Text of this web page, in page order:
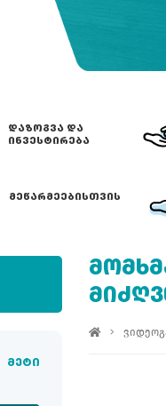
ᲓᲐᲖᲝᲒᲕᲐ ᲓᲐ
ᲘᲜᲕᲔᲡᲢᲘᲠᲔᲑᲐ
ᲛᲔᲬᲐᲠᲛᲔᲔᲑᲘᲡᲗᲕᲘᲡ
მეტი